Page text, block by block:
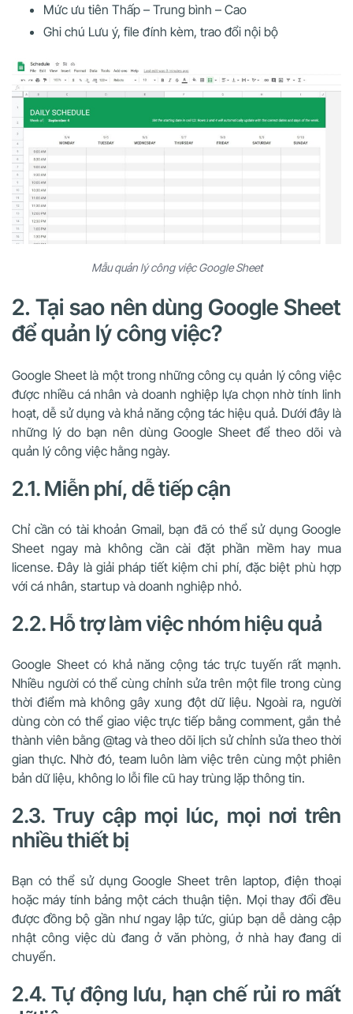
Mức ưu tiên Thấp – Trung bình – Cao
Ghi chú Lưu ý, file đính kèm, trao đổi nội bộ
Mẫu quản lý công việc Google Sheet
2. Tại sao nên dùng Google Sheet
để quản lý công việc?
Google Sheet là một trong những công cụ quản lý công việc
được nhiều cá nhân và doanh nghiệp lựa chọn nhờ tính linh
hoạt, dễ sử dụng và khả năng cộng tác hiệu quả. Dưới đây là
những lý do bạn nên dùng Google Sheet để theo dõi và
quản lý công việc hằng ngày.
2.1. Miễn phí, dễ tiếp cận
Chỉ cần có tài khoản Gmail, bạn đã có thể sử dụng Google
Sheet ngay mà không cần cài đặt phần mềm hay mua
license. Đây là giải pháp tiết kiệm chi phí, đặc biệt phù hợp
với cá nhân, startup và doanh nghiệp nhỏ.
2.2. Hỗ trợ làm việc nhóm hiệu quả
Google Sheet có khả năng cộng tác trực tuyến rất mạnh.
Nhiều người có thể cùng chỉnh sửa trên một file trong cùng
thời điểm mà không gây xung đột dữ liệu. Ngoài ra, người
dùng còn có thể giao việc trực tiếp bằng comment, gắn thẻ
thành viên bằng @tag và theo dõi lịch sử chỉnh sửa theo thời
gian thực. Nhờ đó, team luôn làm việc trên cùng một phiên
bản dữ liệu, không lo lỗi file cũ hay trùng lặp thông tin.
2.3. Truy cập mọi lúc, mọi nơi trên
nhiều thiết bị
Bạn có thể sử dụng Google Sheet trên laptop, điện thoại
hoặc máy tính bảng một cách thuận tiện. Mọi thay đổi đều
được đồng bộ gần như ngay lập tức, giúp bạn dễ dàng cập
nhật công việc dù đang ở văn phòng, ở nhà hay đang di
chuyển.
2.4. Tự động lưu, hạn chế rủi ro mất